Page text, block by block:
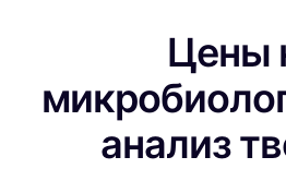
Цены
анализ